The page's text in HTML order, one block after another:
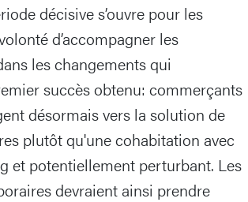
décisive s’ouvre pour les
d’accompagner les
les changements qui
succès obtenu: commerçants
désormais vers la solution de
plutôt qu'une cohabitation avec
et potentiellement perturbant. Les
devraient ainsi prendre